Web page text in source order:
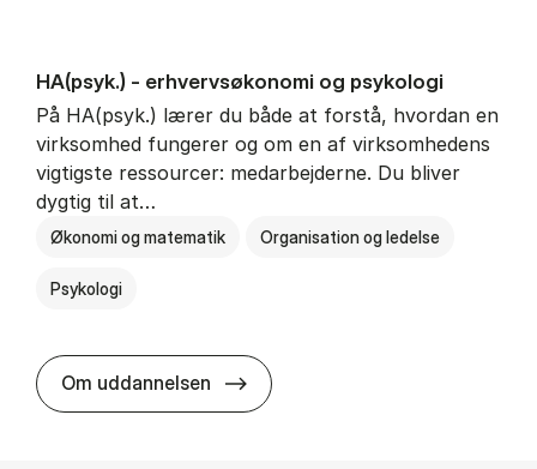
HA(psyk.) - erhvervs­økonomi og psy­ko­lo­gi
På HA(psyk.) lærer du både at forstå, hvordan en
virksomhed fungerer og om en af virksomhedens
vigtigste ressourcer: medarbejderne. Du bliver
dygtig til at…
Økonomi og matematik Organisation og ledelse
Psykologi
Om uddannelsen HA(psyk.) - erhvervs­økonomi og